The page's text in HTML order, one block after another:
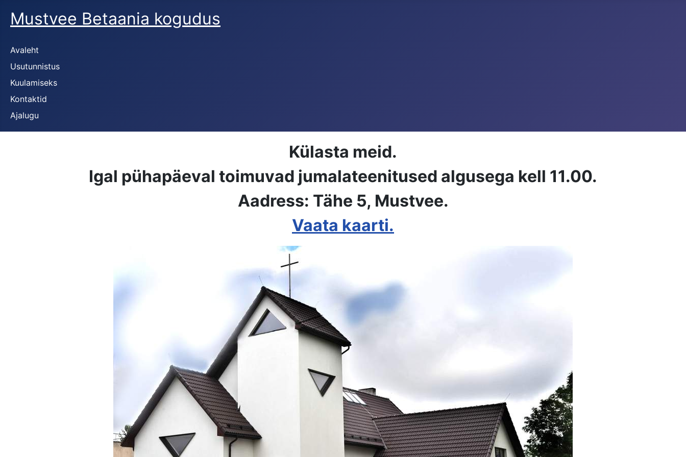
Mustvee Betaania kogudus
Avaleht
Usutunnistus
Kuulamiseks
Kontaktid
Ajalugu
Külasta meid.
Igal pühapäeval toimuvad jumalateenitused algusega kell 11.00.
Aadress: Tähe 5, Mustvee.
Vaata kaarti.